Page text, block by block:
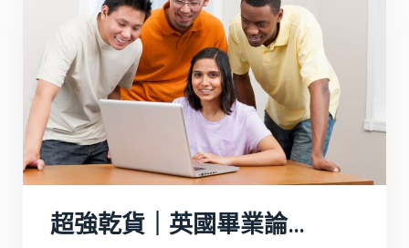
超強乾貨｜英國畢業論文怎麼寫？